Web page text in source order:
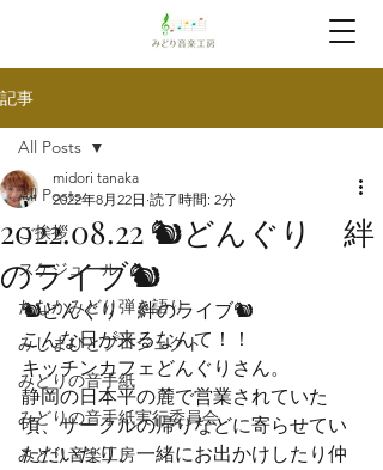
記事
All Posts
ご挨拶
スケジュール
たなかみどり弾き語り
みしまびとプロジェクト
みどりの音手紙
みどりの音手紙実行委員会
みどり音楽工房
All Posts
2022.08.22 🐿どんぐり 絆
のライブ🐿
midori tanaka
2022年8月22日 読了時間: 2分
🐿どんぐり　絆のライブ🐿
こんな日が来るなんて！！
キッチンカフェどんぐりさん。
静岡の日本平の麓で営業されていた
頃、サークルの帰りなどに寄らせてい
ただいたり、一緒にお出かけしたり仲